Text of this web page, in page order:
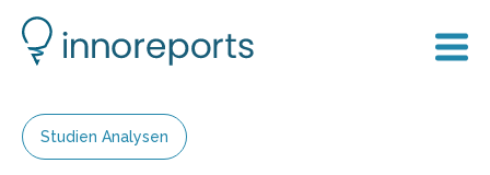
Studien Analysen